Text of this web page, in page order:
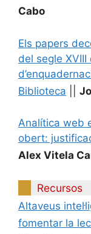
Cabo
Els papers
del segle
Biblioteca
Analítica web
obert:
Alex Vitela
Recursos
Altaveus
fomentar la